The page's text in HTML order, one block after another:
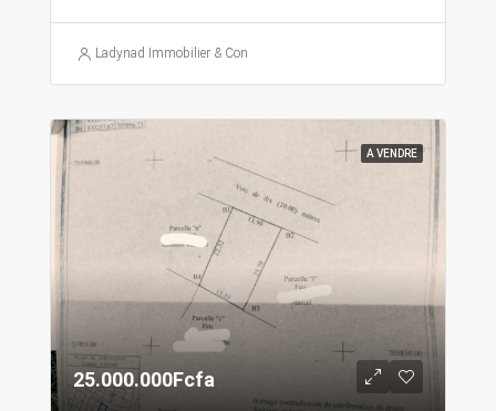
Ladynad Immobilier & Construction
A VENDRE
25.000.000Fcfa